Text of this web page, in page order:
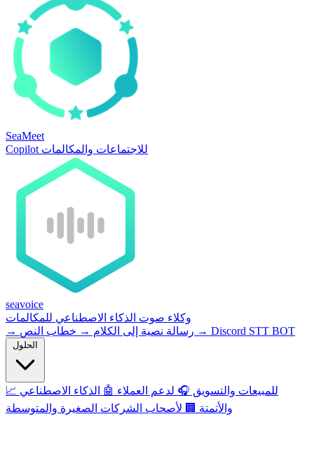
SeaMeet
Copilot للاجتماعات والمكالمات
seavoice
وكلاء صوت الذكاء الاصطناعي للمكالمات
→
رسالة نصية إلى الكلام → → Discord STT BOT
📈 للمبيعات والتسويق 🎧 لدعم العملاء 🤖
الذكاء الاصطناعي
والأتمتة 🏢 لأصحاب الشركات الصغيرة والمتوسطة